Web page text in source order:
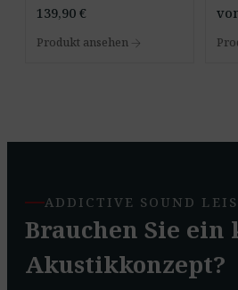
139,90 €
Produkt ansehen arrow_forward
ADDICTIVE SOUND
Brauchen Sie ein
Akustikkonzept?